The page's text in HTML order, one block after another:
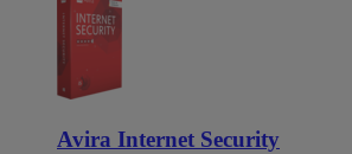
Avira Internet Security